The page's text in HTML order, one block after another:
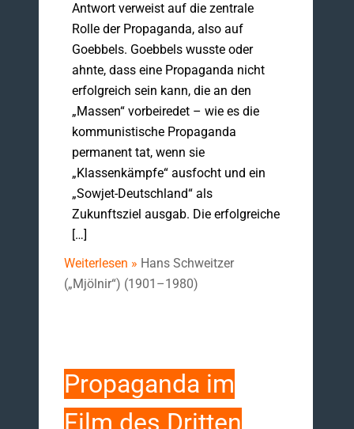
Antwort verweist auf die zentrale
Rolle der Propaganda, also auf
Goebbels. Goebbels wusste oder
ahnte, dass eine Propaganda nicht
erfolgreich sein kann, die an den
„Massen“ vorbeiredet – wie es die
kommunistische Propaganda
permanent tat, wenn sie
„Klassenkämpfe“ ausfocht und ein
„Sowjet-Deutschland“ als
Zukunftsziel ausgab. Die erfolgreiche
[…]
Weiterlesen » Hans Schweitzer
(„Mjölnir“) (1901–1980)
Propaganda im
Film des Dritten